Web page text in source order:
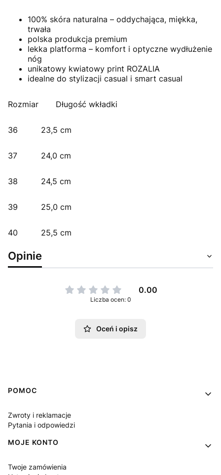
100% skóra naturalna – oddychająca, miękka,
trwała
polska produkcja premium
lekka platforma – komfort i optyczne wydłużenie
nóg
unikatowy kwiatowy print ROZALIA
idealne do stylizacji casual i smart casual
Rozmiar Długość wkładki
36 23,5 cm
37 24,0 cm
38 24,5 cm
39 25,0 cm
40 25,5 cm
Opinie
0.00
Liczba ocen: 0
Oceń i opisz
Linki w stopce
POMOC
Zwroty i reklamacje
Pytania i odpowiedzi
MOJE KONTO
Twoje zamówienia